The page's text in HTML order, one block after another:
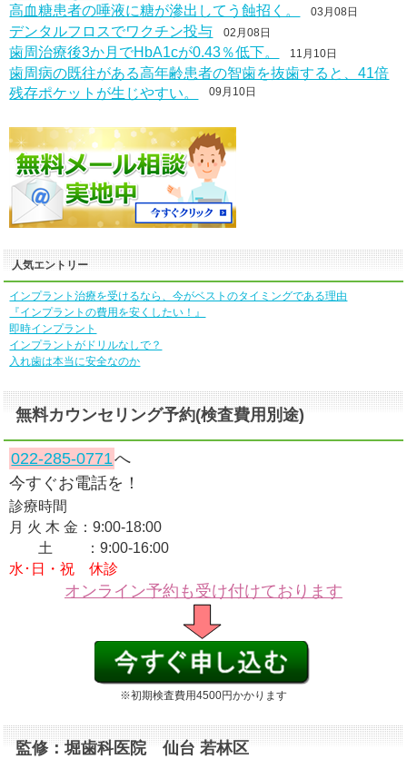
高血糖患者の唾液に糖が滲出してう蝕招く。 03月08日
デンタルフロスでワクチン投与 02月08日
歯周治療後3か月でHbA1cが0.43％低下。 11月10日
歯周病の既往がある高年齢患者の智歯を抜歯すると、41倍
残存ポケットが生じやすい。 09月10日
人気エントリー
インプラント治療を受けるなら、今がベストのタイミングである理由
『インプラントの費用を安くしたい！』
即時インプラント
インプラントがドリルなしで？
入れ歯は本当に安全なのか
無料カウンセリング予約(検査費用別途)
022-285-0771へ
今すぐお電話を！
診療時間
月 火 木 金：9:00-18:00
土 ：9:00-16:00
水･日・祝 休診
オンライン予約も受け付けております
※初期検査費用4500円かかります
監修：堀歯科医院 仙台 若林区